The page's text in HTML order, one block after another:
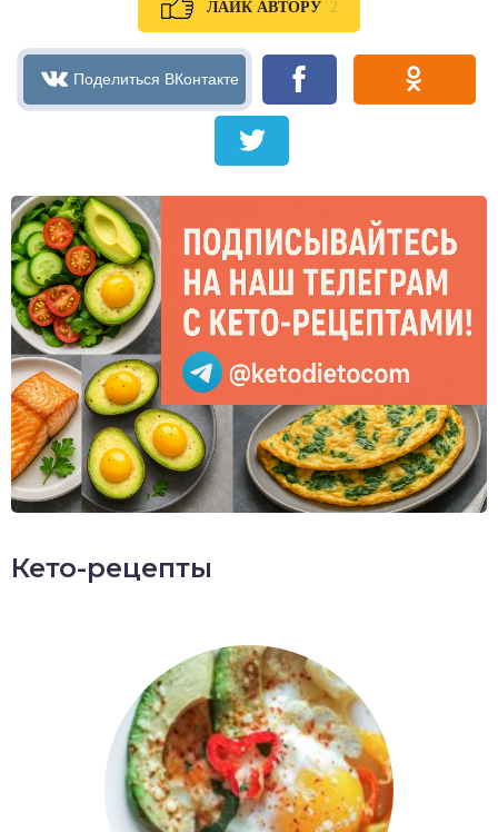
ЛАЙК АВТОРУ 2
Кето-рецепты